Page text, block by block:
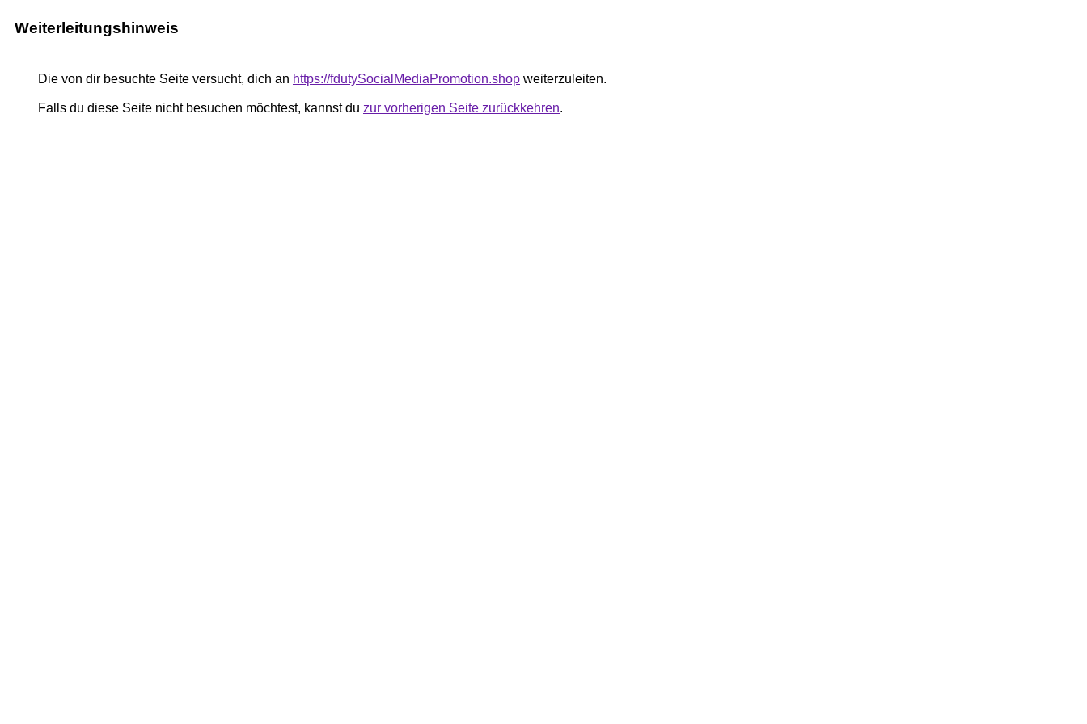
Weiterleitungshinweis
Die von dir besuchte Seite versucht, dich an https://fdutySocialMediaPromotion.shop weiterzuleiten.
Falls du diese Seite nicht besuchen möchtest, kannst du zur vorherigen Seite zurückkehren.